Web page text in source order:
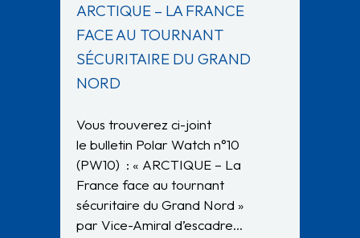
ARCTIQUE – LA FRANCE
FACE AU TOURNANT
SÉCURITAIRE DU GRAND
NORD
Vous trouverez ci-joint
le bulletin Polar Watch n°10
(PW10) : « ARCTIQUE – La
France face au tournant
sécuritaire du Grand Nord »
par Vice-Amiral d’escadre…